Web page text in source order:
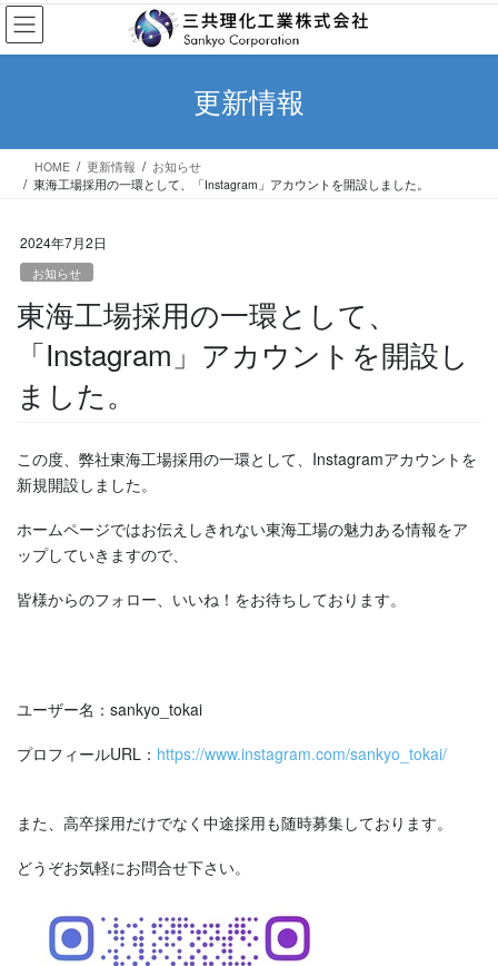
コ
ン
テ
ス
ナ
ビ
ゲ
ン
更新情報
HOME 更新情報
お知らせ
東海工場採用の一環として、「Instagram」アカウントを開設しました。
2024年7月2日
お知らせ
東海工場採用の一環として、
「Instagram」アカウントを開設し
ました。
この度、弊社東海工場採用の一環として、Instagramアカウントを
新規開設しました。
ホームページではお伝えしきれない東海工場の魅力ある情報をア
ップしていきますので、
皆様からのフォロー、いいね！をお待ちしております。
ユーザー名：sankyo_tokai
プロフィールURL： https://www.instagram.com/sankyo_tokai/
また、高卒採用だけでなく中途採用も随時募集しております。
どうぞお気軽にお問合せ下さい。